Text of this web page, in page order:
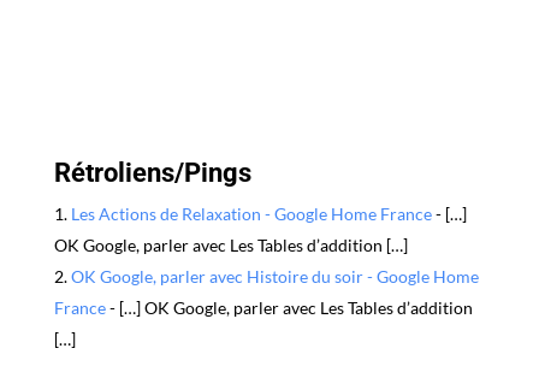
Rétroliens/Pings
Les Actions de Relaxation - Google Home France- […]
OK Google, parler avec Les Tables d’addition […]
OK Google, parler avec Histoire du soir - Google Home
France- […] OK Google, parler avec Les Tables d’addition
[…]